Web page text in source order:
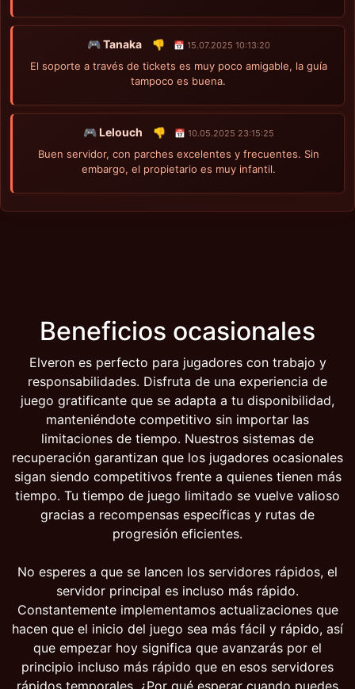
🎮 Tanaka 👎 📅 15.07.2025 10:13:20
El soporte a través de tickets es muy poco amigable, la guía
tampoco es buena.
🎮 Lelouch 👎 📅 10.05.2025 23:15:25
Buen servidor, con parches excelentes y frecuentes. Sin
embargo, el propietario es muy infantil.
Beneficios ocasionales
Elveron es perfecto para jugadores con trabajo y
responsabilidades. Disfruta de una experiencia de
juego gratificante que se adapta a tu disponibilidad,
manteniéndote competitivo sin importar las
limitaciones de tiempo. Nuestros sistemas de
recuperación garantizan que los jugadores ocasionales
sigan siendo competitivos frente a quienes tienen más
tiempo. Tu tiempo de juego limitado se vuelve valioso
gracias a recompensas específicas y rutas de
progresión eficientes.
No esperes a que se lancen los servidores rápidos, el
servidor principal es incluso más rápido.
Constantemente implementamos actualizaciones que
hacen que el inicio del juego sea más fácil y rápido, así
que empezar hoy significa que avanzarás por el
principio incluso más rápido que en esos servidores
rápidos temporales. ¿Por qué esperar cuando puedes